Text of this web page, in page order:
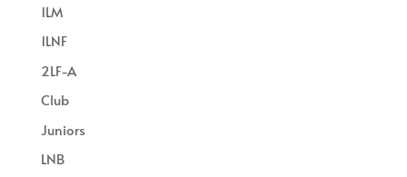
1LM
1LNF
2LF-A
Club
Juniors
LNB